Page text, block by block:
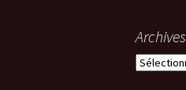
Archives
Archives